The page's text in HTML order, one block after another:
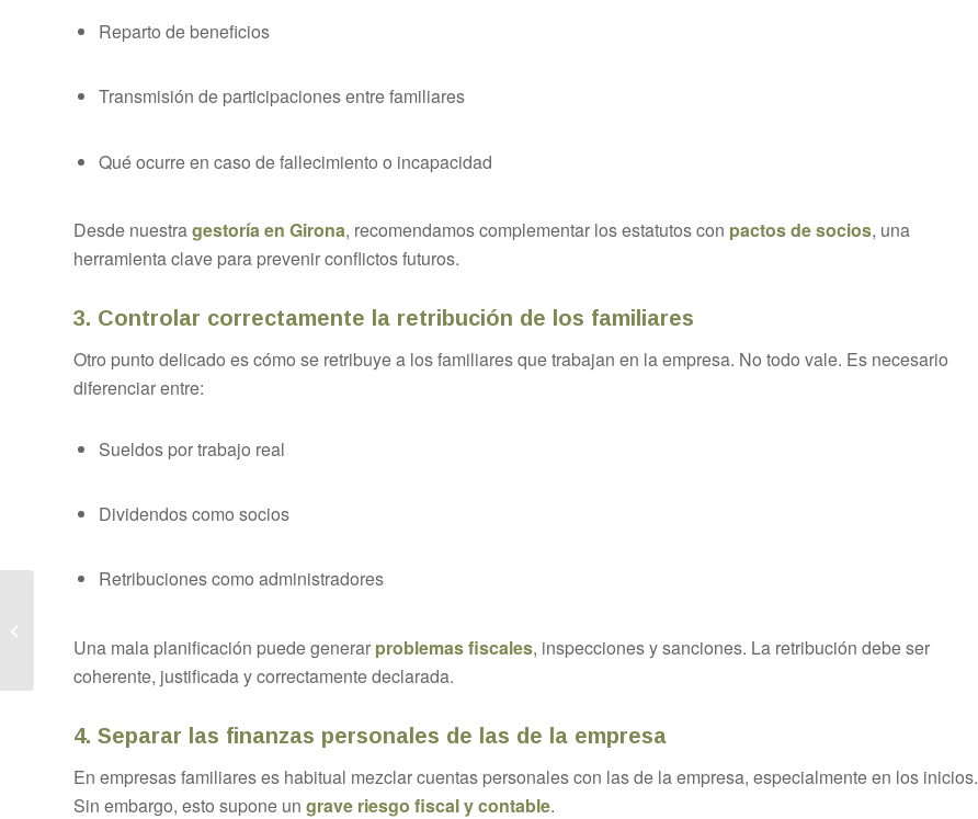
Reparto de beneficios
Transmisión de participaciones entre familiares
Qué ocurre en caso de fallecimiento o incapacidad
Desde nuestragestoría en Girona, recomendamos complementar los estatutos con pactos de socios, una
herramienta clave para prevenir conflictos futuros.
3. Controlar correctamente la retribución de los familiares
Otro punto delicado es cómo se retribuye a los familiares que trabajan en la empresa. No todo vale. Es necesario
diferenciar entre:
Sueldos por trabajo real
Dividendos como socios
Retribuciones como administradores
Una mala planificación puede generar problemas fiscales, inspecciones y sanciones. La retribución debe ser
coherente, justificada y correctamente declarada.
4. Separar las finanzas personales de las de la empresa
En empresas familiares es habitual mezclar cuentas personales con las de la empresa, especialmente en los inicios.
Sin embargo, esto supone un grave riesgo fiscal y contable.
para autónomos en
Girona y Ro...